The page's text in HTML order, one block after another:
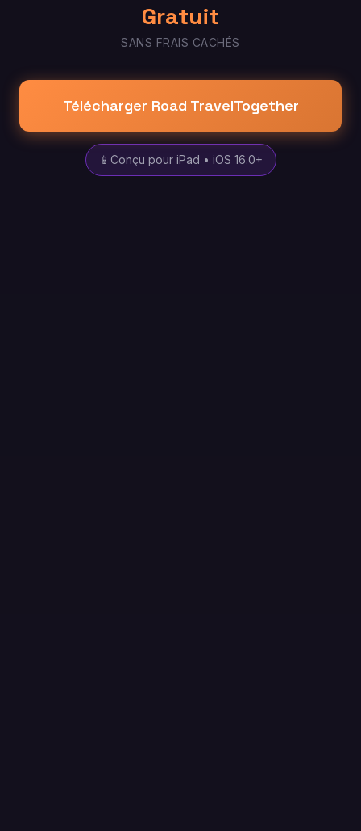
Gratuit
SANS FRAIS CACHÉS
Télécharger Road TravelTogether
📱 Conçu pour iPad • iOS 16.0+